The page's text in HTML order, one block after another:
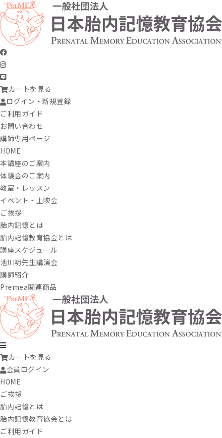
カートを見る
ログイン・新規登録
ご利用ガイド
お問い合わせ
講師専用ページ
HOME
本講座のご案内
体験会のご案内
教室・レッスン
イベント・上映会
ご挨拶
胎内記憶とは
胎内記憶教育協会とは
講座スケジュール
池川明先生講演会
講師紹介
Premea関連商品
カートを見る
会員ログイン
HOME
ご挨拶
胎内記憶とは
胎内記憶教育協会とは
ご利用ガイド